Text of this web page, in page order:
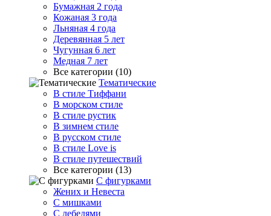
Бумажная 2 года
Кожаная 3 года
Льняная 4 года
Деревянная 5 лет
Чугунная 6 лет
Медная 7 лет
Все категории (10)
Тематические
В стиле Тиффани
В морском стиле
В стиле рустик
В зимнем стиле
В русском стиле
В стиле Love is
В стиле путешествий
Все категории (13)
С фигурками
Жених и Невеста
С мишками
С лебедями